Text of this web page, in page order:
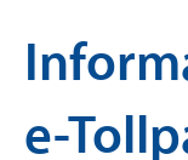
e-